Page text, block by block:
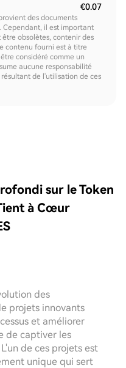
€0.07
des documents
Cependant, il est important
obsolètes, contenir des
contenu fourni est à titre
considéré comme un
aucune responsabilité
de l'utilisation de ces
sur le Token
à Cœur
des
projets innovants
et améliorer
de captiver les
de ces projets est
unique qui sert